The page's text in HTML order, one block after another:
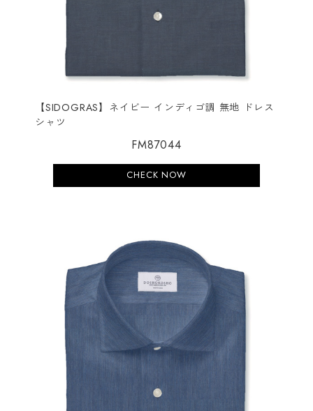
【SIDOGRAS】ネイビー インディゴ調 無地 ドレス
シャツ
FM87044
CHECK NOW